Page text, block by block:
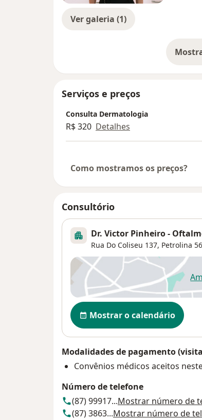
Atenciosamente,
Mariana Pinheiro Aguiar
Ver galeria (1)
Serviços e preços
Consulta Dermatologia
R$ 320 Detalhes
Como mostramos os preços?
Consultório
Dr. Victor Pinheiro -
Rua Do Coliseu 137, Petrolina
Disponibilidade
Mostrar o calendário
Modalidades de pagamento
Convênios médicos aceitos
Número de telefone
(87) 99917...Mostrar número de
(87) 3863...Mostrar número de